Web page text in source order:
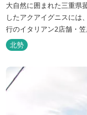
大自然に囲まれた三重県
したアクアイグニスには
行のイタリアン2店舗・
泉・宿泊棟・離れ宿・苺
と『食』が集結しております。 【『癒し』の追求 】
の...
北勢